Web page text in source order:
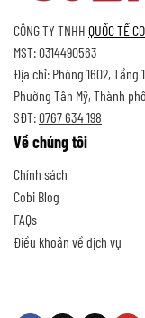
CÔNG TY TNHH QUỐC TẾ
MST: 0314490563
Địa chỉ: Phòng 1602, Tầng
Phường Tân Mỹ, Thành
SĐT:0767 634 198
Về chúng tôi
Chính sách
Cobi Blog
FAQs
Điều khoản về dịch vụ